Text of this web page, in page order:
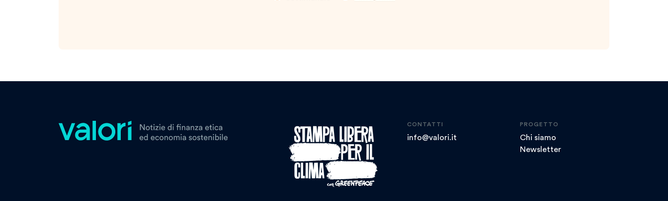
CONTATTI
info@valori.it
PROGETTO
Chi siamo
Newsletter